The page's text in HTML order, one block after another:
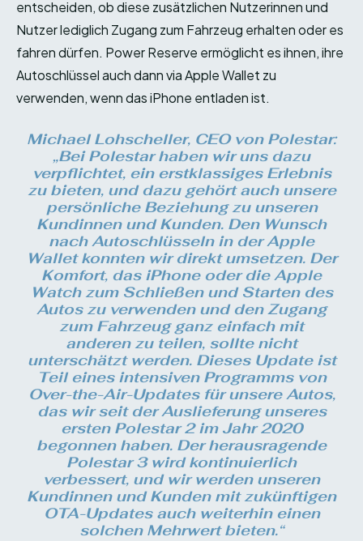
entscheiden, ob diese zusätzlichen Nutzerinnen und
Nutzer lediglich Zugang zum Fahrzeug erhalten oder es
fahren dürfen. Power Reserve ermöglicht es ihnen, ihre
Autoschlüssel auch dann via Apple Wallet zu
verwenden, wenn das iPhone entladen ist.
Michael Lohscheller, CEO von Polestar:
„Bei Polestar haben wir uns dazu
verpflichtet, ein erstklassiges Erlebnis
zu bieten, und dazu gehört auch unsere
persönliche Beziehung zu unseren
Kundinnen und Kunden. Den Wunsch
nach Autoschlüsseln in der Apple
Wallet konnten wir direkt umsetzen. Der
Komfort, das iPhone oder die Apple
Watch zum Schließen und Starten des
Autos zu verwenden und den Zugang
zum Fahrzeug ganz einfach mit
anderen zu teilen, sollte nicht
unterschätzt werden. Dieses Update ist
Teil eines intensiven Programms von
Over-the-Air-Updates für unsere Autos,
das wir seit der Auslieferung unseres
ersten Polestar 2 im Jahr 2020
begonnen haben. Der herausragende
Polestar 3 wird kontinuierlich
verbessert, und wir werden unseren
Kundinnen und Kunden mit zukünftigen
OTA-Updates auch weiterhin einen
solchen Mehrwert bieten.“